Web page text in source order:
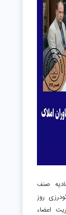
صنف
روز
حضور اکثریت اعضاء